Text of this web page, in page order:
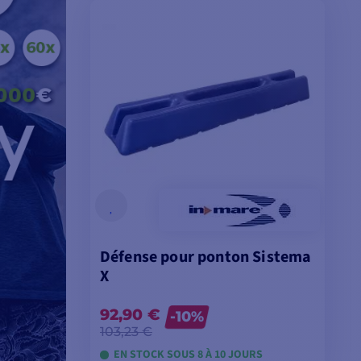
Défense pour ponton Sistema
X
92,90 €
103,23 €
-10%
EN STOCK SOUS 8 À 10 JOURS